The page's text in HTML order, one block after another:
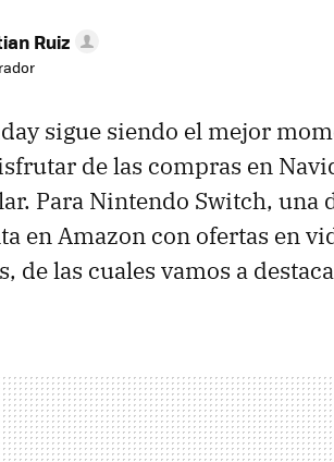
Ruiz
sigue siendo el mejor
de las compras en
Para Nintendo Switch, una
en Amazon con ofertas en
de las cuales vamos a